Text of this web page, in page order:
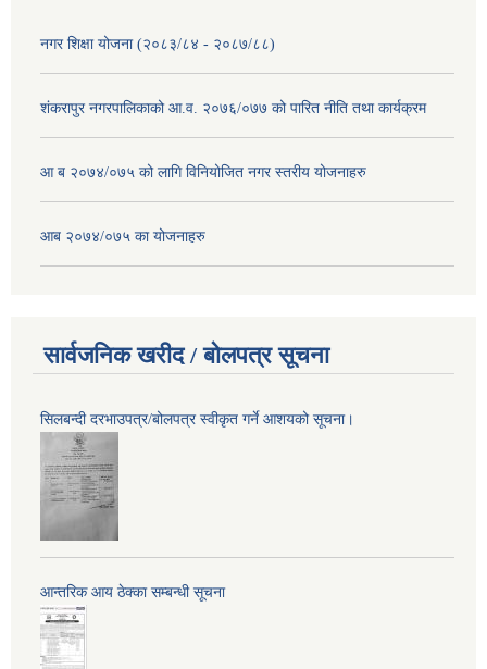
नगर शिक्षा योजना (२०८३/८४ - २०८७/८८)
शंकरापुर नगरपालिकाको आ.व. २०७६/०७७ को पारित नीति तथा कार्यक्रम
आ ब २०७४/०७५ को लागि विनियोजित नगर स्तरीय योजनाहरु
आब २०७४/०७५ का योजनाहरु
सार्वजनिक खरीद / बोलपत्र सूचना
सिलबन्दी दरभाउपत्र/बोलपत्र स्वीकृत गर्ने आशयको सूचना।
आन्तरिक आय ठेक्का सम्बन्धी सूचना